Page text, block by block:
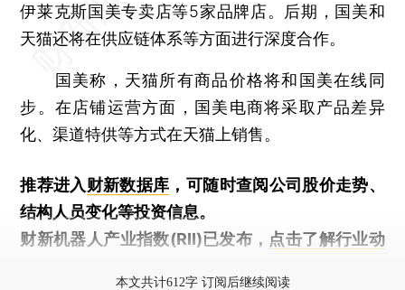
伊莱克斯国美专卖店等5家品牌店。后期，国美和
天猫还将在供应链体系等方面进行深度合作。
国美称，天猫所有商品价格将和国美在线同
步。在店铺运营方面，国美电商将采取产品差异
化、渠道特供等方式在天猫上销售。
推荐进入财新数据库 ，可随时查阅公司股价走势、
结构人员变化等投资信息。
财新机器人产业指数(RII)已发布， 点击了解行业动
本文共计612字 订阅后继续阅读